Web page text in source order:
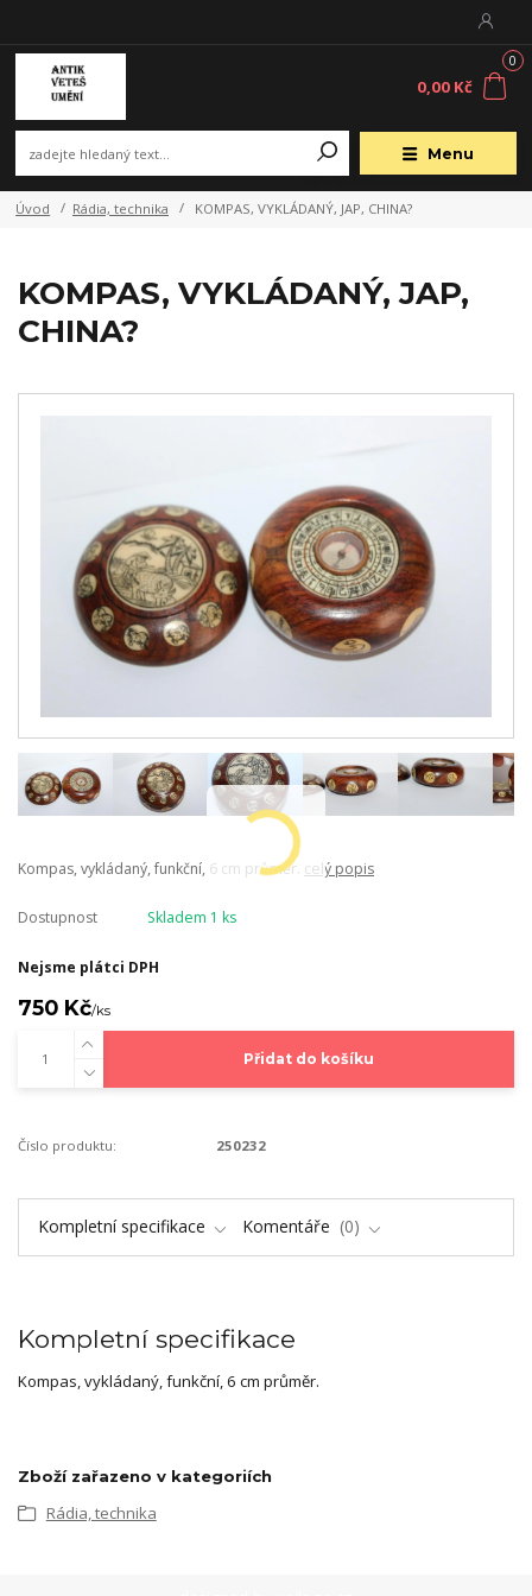
Menu
0
0,00 Kč
Úvod Rádia, technika KOMPAS, VYKLÁDANÝ, JAP, CHINA?
KOMPAS, VYKLÁDANÝ, JAP,
CHINA?
Kompas, vykládaný, funkční, 6 cm průměr. celý popis
Dostupnost Skladem 1 ks
Nejsme plátci DPH
750 Kč/ks
Přidat do košíku
Číslo produktu: 250232
Kompletní specifikace Komentáře 0
Kompletní specifikace
Kompas, vykládaný, funkční, 6 cm průměr.
Zboží zařazeno v kategoriích
Rádia, technika